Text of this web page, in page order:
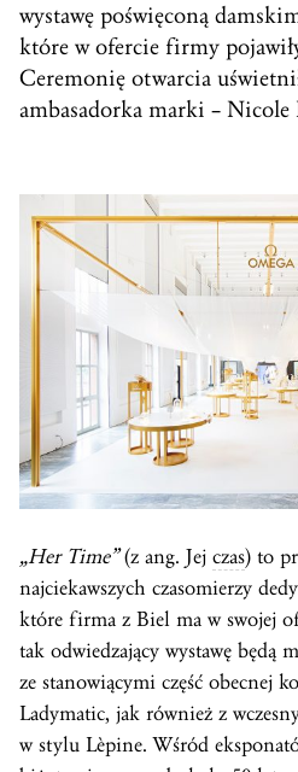
wystawę poświęconą
które w ofercie firmy
Ceremonię otwarcia
ambasadorka marki –
„Her Time”(z ang. Jej czas) to
najciekawszych czasomierzy
które firma z Biel ma w swojej
tak odwiedzający wystawę będą
ze stanowiącymi część obecnej
Ladymatic, jak również z
w stylu Lèpine. Wśród